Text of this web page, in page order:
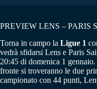
PREVIEW LENS – PARIS
Torna in campo la Ligue 1
vedrà sfidarsi Lens e Paris
20:45 di domenica 1
fronte si troveranno le due
campionato con 44 punti,